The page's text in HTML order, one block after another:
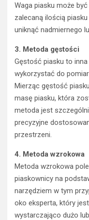
Waga piasku może
zalecaną ilością
uniknąć nadmiernego
3. Metoda gęstości
Gęstość piasku to
wykorzystać do
Mierząc gęstość
masę piasku, która
metoda jest
precyzyjne
przestrzeni.
4. Metoda wzrokowa
Metoda wzrokowa
piaskownicy na
narzędziem w tym
oko eksperta, który
wystarczająco dużo